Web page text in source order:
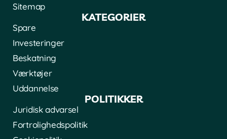
Sitemap
KATEGORIER
Spare
Investeringer
Beskatning
Værktøjer
Uddannelse
POLITIKKER
Juridisk advarsel
Fortrolighedspolitik